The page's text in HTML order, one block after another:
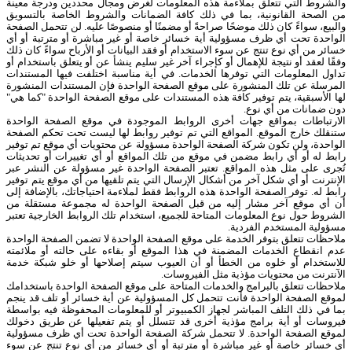
والشروط التي تتعلق بملاءمة هذه المعلومات لغرض ومجال محددين ودرجة معينة
من الصحة القانونية، بما في ذلك كافة الضمانات والشروط الخاصة بالتسويق
والبيع، سواءً كان ذلك موضحًا صراحةً أو مضمنًا أو منصوصًا عليه. لن تتحمل الصفحة
الواحدة تحت أي ظرف مسؤولية أية خسائر خاصة أو غير مباشرة أو مترتبة أو أي
خسائر من أي نوع تنتج عن سوء الاستخدام أو فقد البيانات أو الأرباح سواءً كان ذلك
وفقًا لعقد أو نتيجة للإهمال أو كإجراء آخر غير سليم ينشأ عن أو يتعلق باستخدام أو
تداول المعلومات التي توفرها الخدمات. في أية مناسبة اختلفت فيها المستندات
المرسلة عن تلك المنشورة على موقع الصفحة الواحدة فإن المستندات المنشورة
لها الأسبقية، يتم توفير كافة هذه المستندات على موقع الصفحة الواحدة "كما هي"
دون ضمانات من أي نوع.
الارتباطات بمواقع جهات أخرى الروابط الموجودة في موقع الصفحة الواحدة
ستنقلك خارج الموقع. المواقع التي تم توفير روابط لها ليست تحت تحكم الصفحة
الواحدة، ولن تكون شركة الصفحة الواحدة مسؤولة عن محتويات أي موقع تم توفير
رابط له أو أي رابط مضمن في موقع من تلك المواقع أو أي تغييرات أو تحديثات
تُجرى على مثل هذه المواقع. تعتبر الصفحة الواحدة غير مسؤولة عن النشر عبر
الإنترنت أو أي شكل آخر من أشكال الإرسال التي يتم تلقيها من أي موقع يتم توفير
رابط له. توفر الصفحة الواحدة هذه الروابط فقط لملاءمة احتياجاتك، بالإضافة إلى
أن أي موقع آخر مشار إليه من قبل الصفحة الواحدة له مجموعة مستقلة من
الشروط حول نوع المعلومات المتاحة للجميع، استخدام تلك الروابط الخارجية تعتبر
مسؤولية المستخدم الفردية.
ملاحظات تتعلق بتوفر الخدمة على موقع الصفحة الواحدة لا تضمن الصفحة الواحدة
عدم انقطاع الخدمات المضمنة في هذا الموقع أو بقاءه على حالته أو ملائمته
للاستخدام أو خلوه من الخطأ أو أن العيوب سيتم إصلاحها أو خلو شبكة خدمة
الآنترنت من محتويات مؤذية مثل الفيروسات.
ملاحظات تتعلق بالبرامج والخدمات المتاحة على موقع الصفحة الواحدة باستخدامك
لموقع الصفحة الواحدة فأنت تتحمل كل المسؤولية عن أية خسائر أو تلف قد ينجم
بما في ذلك التلف المباشر لجهاز الكمبيوتر أو للمعلومات المحفوظة فيه بواسطة
فيروسات أو أية برامج مؤذية أخرى قد تتسلل أو يتم تفعيلها عن طريق دخولك
لموقع الصفحة الواحدة. لا تتحمل شركة الصفحة الواحدة تحت أي ظرف مسؤولية
أي خسائر خاصة أو غير مباشرة أو مترتبة أو أي خسائر من أي نوع تنتج عن سوء